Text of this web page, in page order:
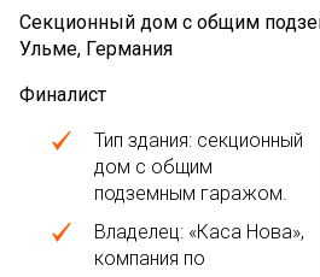
Секционный дом с общим
Ульме, Германия
Финалист
Тип здания: секционный
дом с общим
подземным гаражом.
Владелец: «Каса Нова»,
компания по